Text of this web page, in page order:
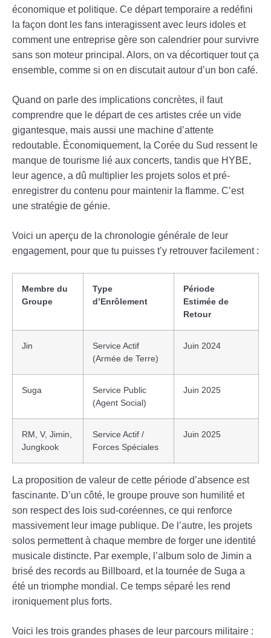
économique et politique. Ce départ temporaire a redéfini
la façon dont les fans interagissent avec leurs idoles et
comment une entreprise gère son calendrier pour survivre
sans son moteur principal. Alors, on va décortiquer tout ça
ensemble, comme si on en discutait autour d’un bon café.
Quand on parle des implications concrètes, il faut
comprendre que le départ de ces artistes crée un vide
gigantesque, mais aussi une machine d’attente
redoutable. Économiquement, la Corée du Sud ressent le
manque de tourisme lié aux concerts, tandis que HYBE,
leur agence, a dû multiplier les projets solos et pré-
enregistrer du contenu pour maintenir la flamme. C’est
une stratégie de génie.
Voici un aperçu de la chronologie générale de leur
engagement, pour que tu puisses t’y retrouver facilement :
Membre du
Groupe
Type
d’Enrôlement
Période
Estimée de
Retour
Jin
Service Actif
(Armée de Terre)
Juin 2024
Suga
Service Public
(Agent Social)
Juin 2025
RM, V, Jimin,
Jungkook
Service Actif /
Forces Spéciales
Juin 2025
La proposition de valeur de cette période d’absence est
fascinante. D’un côté, le groupe prouve son humilité et
son respect des lois sud-coréennes, ce qui renforce
massivement leur image publique. De l’autre, les projets
solos permettent à chaque membre de forger une identité
musicale distincte. Par exemple, l’album solo de Jimin a
brisé des records au Billboard, et la tournée de Suga a
été un triomphe mondial. Ce temps séparé les rend
ironiquement plus forts.
Voici les trois grandes phases de leur parcours militaire :